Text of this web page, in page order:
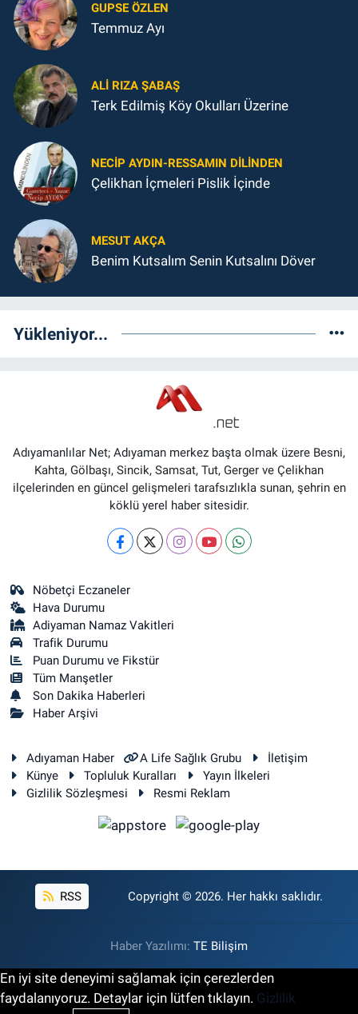
GUPSE ÖZLEN
Temmuz Ayı
ALI RIZA ŞABAŞ
Terk Edilmiş Köy Okulları Üzerine
NECIP AYDIN-RESSAMIN DILINDEN
Çelikhan İçmeleri Pislik İçinde
MESUT AKÇA
Benim Kutsalım Senin Kutsalını Döver
Yükleniyor...
Adıyamanlılar Net; Adıyaman merkez başta olmak üzere Besni,
Kahta, Gölbaşı, Sincik, Samsat, Tut, Gerger ve Çelikhan
ilçelerinden en güncel gelişmeleri tarafsızlıkla sunan, şehrin en
köklü yerel haber sitesidir.
Nöbetçi Eczaneler
Hava Durumu
Adiyaman Namaz Vakitleri
Trafik Durumu
Puan Durumu ve Fikstür
Tüm Manşetler
Son Dakika Haberleri
Haber Arşivi
Adıyaman Haber A Life Sağlık Grubu
İletişim
Künye
Topluluk Kuralları
Yayın İlkeleri
Gizlilik Sözleşmesi
Resmi Reklam
RSS Copyright © 2026. Her hakkı saklıdır.
Haber Yazılımı: TE Bilişim
En iyi site deneyimi sağlamak için çerezlerden
faydalanıyoruz. Detaylar için lütfen tıklayın. Gizlilik